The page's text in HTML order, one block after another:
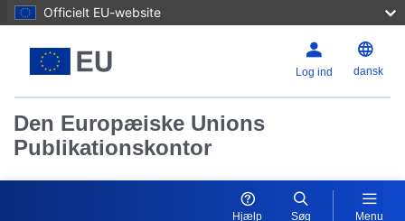
Officielt EU-website
Log ind dansk
Den Europæiske Unions
Publikationskontor
Hjælp Søg Menu